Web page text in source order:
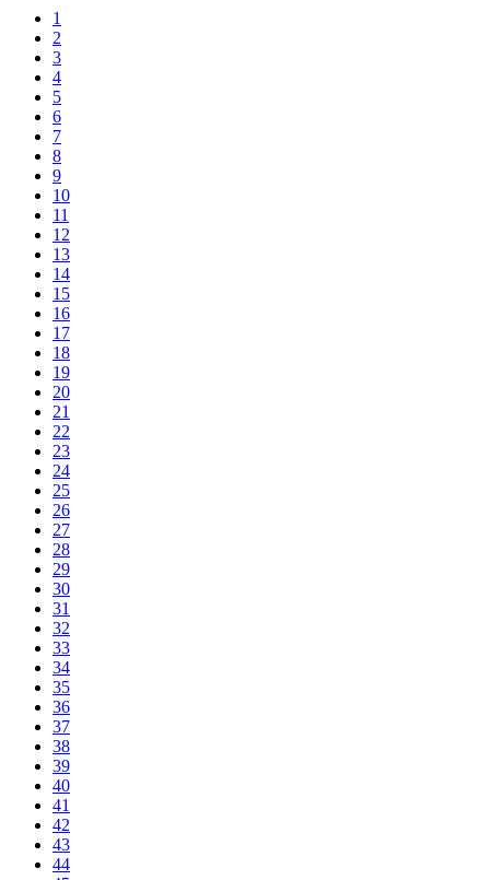
1
2
3
4
5
6
7
8
9
10
11
12
13
14
15
16
17
18
19
20
21
22
23
24
25
26
27
28
29
30
31
32
33
34
35
36
37
38
39
40
41
42
43
44